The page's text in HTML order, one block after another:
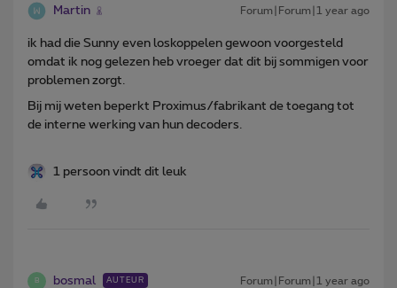
Martin Forum|Forum|1 year ago
ik had die Sunny even loskoppelen gewoon voorgesteld
omdat ik nog gelezen heb vroeger dat dit bij sommigen voor
problemen zorgt.
Bij mij weten beperkt Proximus/fabrikant de toegang tot
de interne werking van hun decoders.
1 persoon vindt dit leuk
B bosmal AUTEUR Forum|Forum|1 year ago